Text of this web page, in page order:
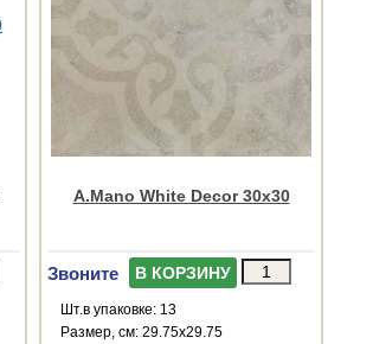
A.Mano White Decor 30x30
Звоните В КОРЗИНУ
Шт.в упаковке: 13
Размер, см: 29.75x29.75